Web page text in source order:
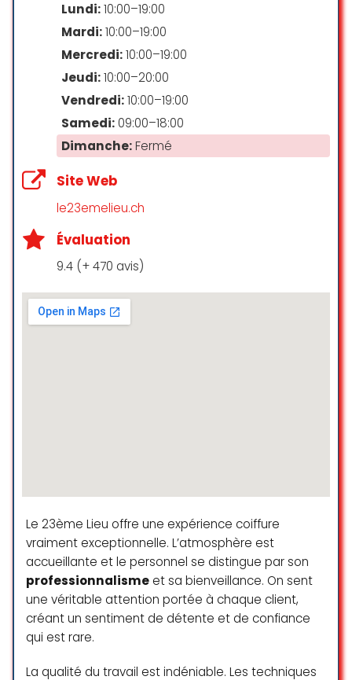
Lundi:10:00–19:00
Mardi:10:00–19:00
Mercredi:10:00–19:00
Jeudi:10:00–20:00
Vendredi:10:00–19:00
Samedi: 09:00–18:00
Dimanche:Fermé
Site Web
le23emelieu.ch
Évaluation
9.4 (+ 470 avis)
Le 23ème Lieu offre une expérience coiffure
vraiment exceptionnelle. L’atmosphère est
accueillante et le personnel se distingue par son
professionnalisme et sa bienveillance. On sent
une véritable attention portée à chaque client,
créant un sentiment de détente et de confiance
qui est rare.
La qualité du travail est indéniable. Les techniques